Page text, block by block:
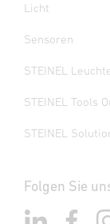
Licht
Sensoren
STEINEL
STEINEL Tools
STEINEL
Folgen Sie